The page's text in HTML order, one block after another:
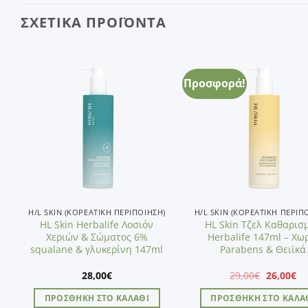
ΣΧΕΤΙΚΆ ΠΡΟΪΌΝΤΑ
H/L SKIN (ΚΟΡΕΆΤΙΚΗ ΠΕΡΙΠΟΊΗΣΗ)
HL Skin Herbalife Λοσιόν
Χεριών & Σώματος 6%
squalane & γλυκερίνη 147ml
28,00€
ΠΡΟΣΘΉΚΗ ΣΤΟ ΚΑΛΆΘΙ
Προσφορά!
H/L SKIN (ΚΟΡΕΆΤΙΚΗ
HL Skin Τζελ
Herbalife 147ml –
Parabens & Θειϊκά
29,00€ Original
price
was:
29,00€.
26,00€Η
ΠΡΟΣΘΉΚΗ ΣΤΟ